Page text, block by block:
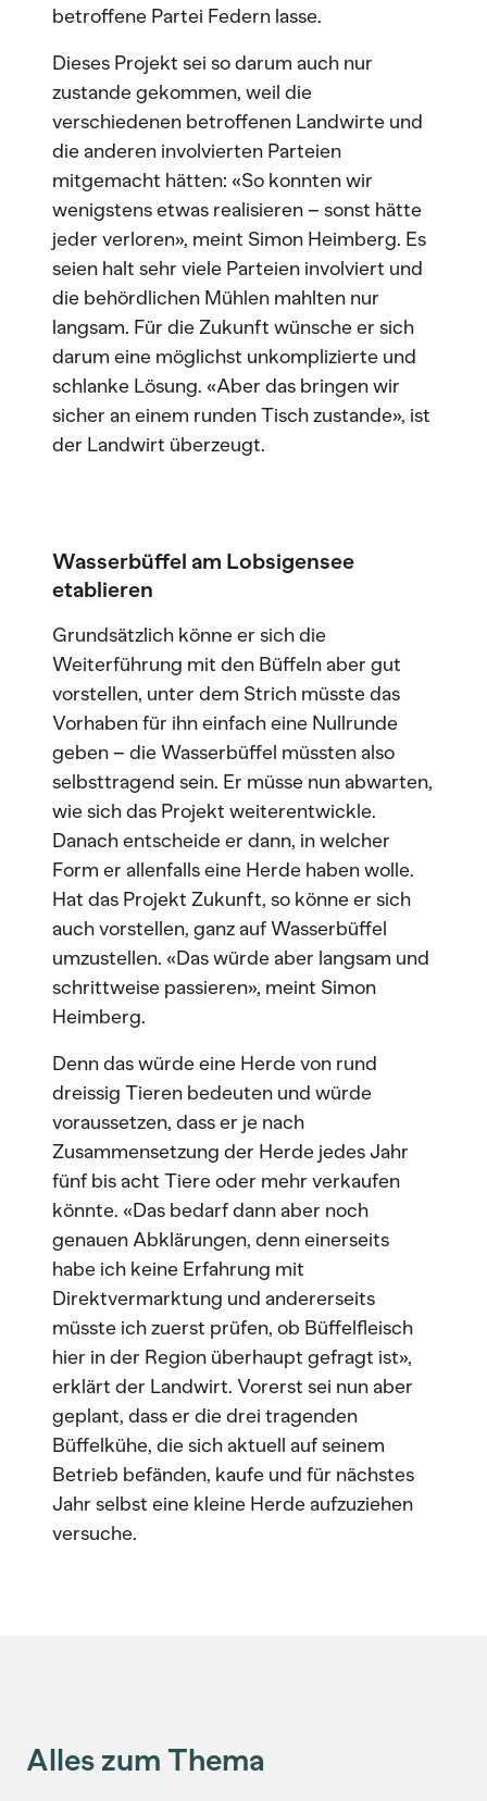
betroffene Partei Federn lasse.
Dieses Projekt sei so darum auch nur
zustande gekommen, weil die
verschiedenen betroffenen Landwirte und
die anderen involvierten Parteien
mitgemacht hätten: «So konnten wir
wenigstens etwas realisieren – sonst hätte
jeder verloren», meint Simon Heimberg. Es
seien halt sehr viele Parteien involviert und
die behördlichen Mühlen mahlten nur
langsam. Für die Zukunft wünsche er sich
darum eine möglichst unkomplizierte und
schlanke Lösung. «Aber das bringen wir
sicher an einem runden Tisch zustande», ist
der Landwirt überzeugt.
Wasserbüffel am Lobsigensee
etablieren
Grundsätzlich könne er sich die
Weiterführung mit den Büffeln aber gut
vorstellen, unter dem Strich müsste das
Vorhaben für ihn einfach eine Nullrunde
geben – die Wasserbüffel müssten also
selbsttragend sein. Er müsse nun abwarten,
wie sich das Projekt weiterentwickle.
Danach entscheide er dann, in welcher
Form er allenfalls eine Herde haben wolle.
Hat das Projekt Zukunft, so könne er sich
auch vorstellen, ganz auf Wasserbüffel
umzustellen. «Das würde aber langsam und
schrittweise passieren», meint Simon
Heimberg.
Denn das würde eine Herde von rund
dreissig Tieren bedeuten und würde
voraussetzen, dass er je nach
Zusammensetzung der Herde jedes Jahr
fünf bis acht Tiere oder mehr verkaufen
könnte. «Das bedarf dann aber noch
genauen Abklärungen, denn einerseits
habe ich keine Erfahrung mit
Direktvermarktung und andererseits
müsste ich zuerst prüfen, ob Büffelfleisch
hier in der Region überhaupt gefragt ist»,
erklärt der Landwirt. Vorerst sei nun aber
geplant, dass er die drei tragenden
Büffelkühe, die sich aktuell auf seinem
Betrieb befänden, kaufe und für nächstes
Jahr selbst eine kleine Herde aufzuziehen
versuche.
Alles zum Thema